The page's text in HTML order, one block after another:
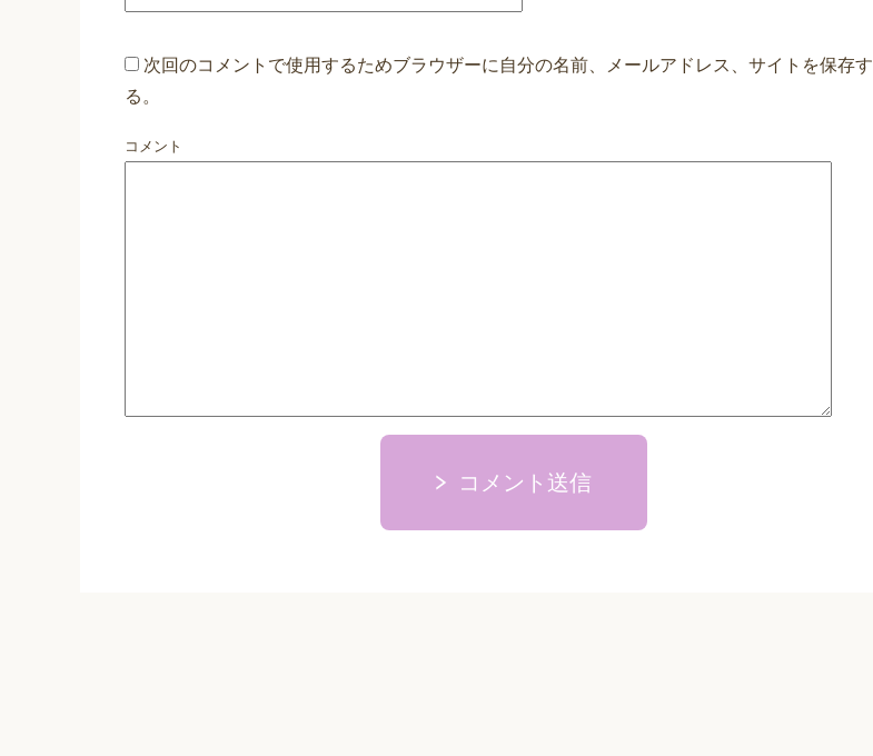
次回のコメントで使用するためブラウザーに自分の名前、メールアドレス、サイトを保存す
る。
コメント
コメント送信